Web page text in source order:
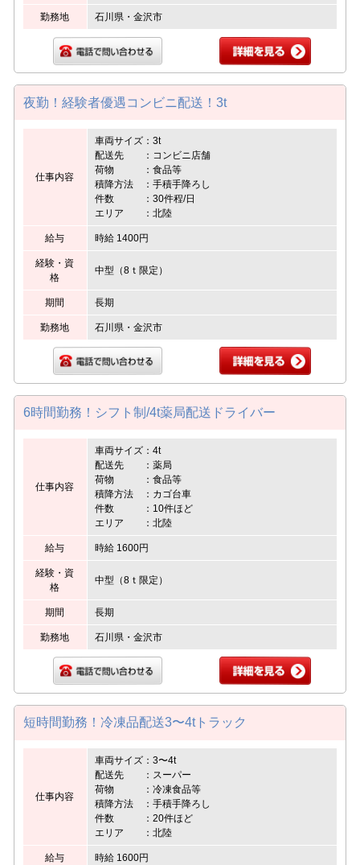
勤務地 石川県・金沢市
夜勤！経験者優遇コンビニ配送！3t
仕事内容
車両サイズ：3t
配送先 ：コンビニ店舗
荷物 ：食品等
積降方法 ：手積手降ろし
件数 ：30件程/日
エリア ：北陸
給与 時給 1400円
経験・資
格
中型（8ｔ限定）
期間 長期
勤務地 石川県・金沢市
6時間勤務！シフト制/4t薬局配送ドライバー
仕事内容
車両サイズ：4t
配送先 ：薬局
荷物 ：食品等
積降方法 ：カゴ台車
件数 ：10件ほど
エリア ：北陸
給与 時給 1600円
経験・資
格
中型（8ｔ限定）
期間 長期
勤務地 石川県・金沢市
短時間勤務！冷凍品配送3〜4tトラック
仕事内容
車両サイズ：3〜4t
配送先 ：スーパー
荷物 ：冷凍食品等
積降方法 ：手積手降ろし
件数 ：20件ほど
エリア ：北陸
給与 時給 1600円